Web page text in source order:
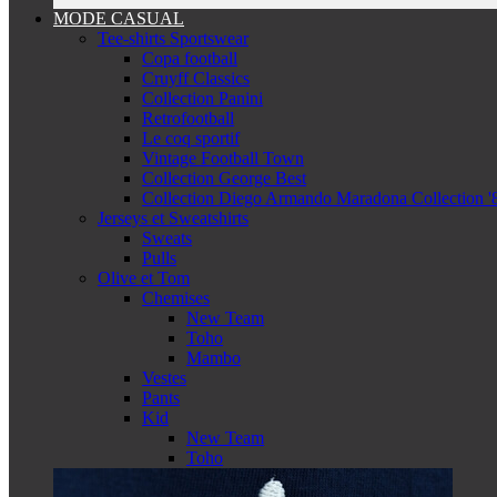
MODE CASUAL
Tee-shirts Sportswear
Copa football
Cruyff Classics
Collection Panini
Retrofootball
Le coq sportif
Vintage Football Town
Collection George Best
Collection Diego Armando Maradona Collection
Jerseys et Sweatshirts
Sweats
Pulls
Olive et Tom
Chemises
New Team
Toho
Mambo
Vestes
Pants
Kid
New Team
Toho